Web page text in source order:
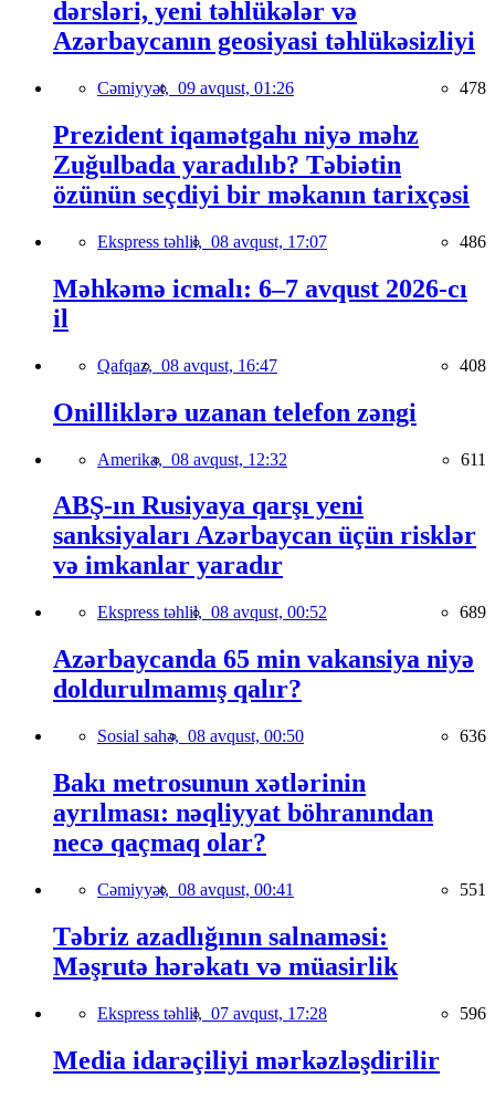
dərsləri, yeni təhlükələr və
Azərbaycanın geosiyasi təhlükəsizliyi
Cəmiyyət, 09 avqust, 01:26 478
Prezident iqamətgahı niyə məhz
Zuğulbada yaradılıb? Təbiətin
özünün seçdiyi bir məkanın tarixçəsi
Ekspress təhlil, 08 avqust, 17:07 486
Məhkəmə icmalı: 6–7 avqust 2026-cı
il
Qafqaz, 08 avqust, 16:47 408
Onilliklərə uzanan telefon zəngi
Amerika, 08 avqust, 12:32 611
ABŞ-ın Rusiyaya qarşı yeni
sanksiyaları Azərbaycan üçün risklər
və imkanlar yaradır
Ekspress təhlil, 08 avqust, 00:52 689
Azərbaycanda 65 min vakansiya niyə
doldurulmamış qalır?
Sosial sahə, 08 avqust, 00:50 636
Bakı metrosunun xətlərinin
ayrılması: nəqliyyat böhranından
necə qaçmaq olar?
Cəmiyyət, 08 avqust, 00:41 551
Təbriz azadlığının salnaməsi:
Məşrutə hərəkatı və müasirlik
Ekspress təhlil, 07 avqust, 17:28 596
Media idarəçiliyi mərkəzləşdirilir